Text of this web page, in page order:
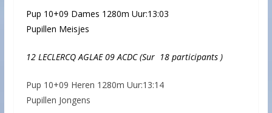
Pup 10+09 Dames 1280m Uur:13:03
Pupillen Meisjes
12 LECLERCQ AGLAE 09 ACDC(Sur 18 participants)
Pup 10+09 Heren 1280m Uur:13:14
Pupillen Jongens